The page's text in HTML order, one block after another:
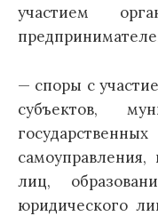
участием
— споры с
субъектов,
лиц,
юридического